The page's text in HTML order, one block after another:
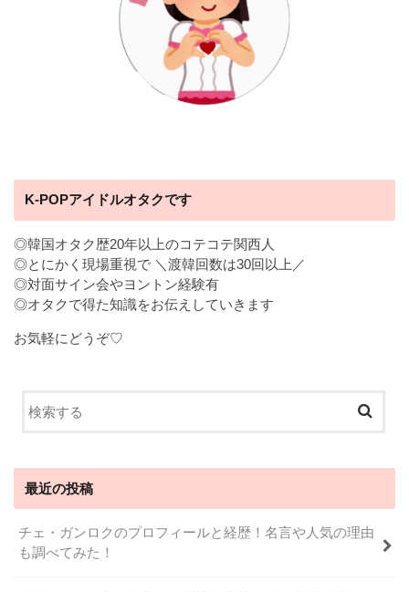
K-POPアイドルオタクです
◎韓国オタク歴20年以上のコテコテ関西人
◎とにかく現場重視で ＼渡韓回数は30回以上／
◎対面サイン会やヨントン経験有
◎オタクで得た知識をお伝えしていきます
お気軽にどうぞ♡
最近の投稿
チェ・ガンロクのプロフィールと経歴！名言や人気の理由
も調べてみた！